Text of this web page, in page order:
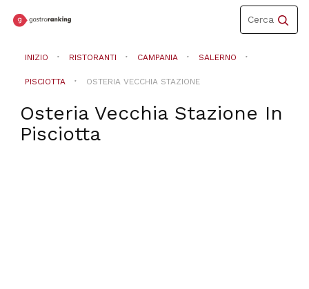
Toggle
navigation
Cerca
INIZIO RISTORANTI CAMPANIA SALERNO
PISCIOTTA OSTERIA VECCHIA STAZIONE
Osteria Vecchia Stazione In
Pisciotta